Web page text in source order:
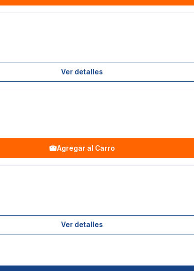
Ver detalles
Agregar al Carro
Ver detalles